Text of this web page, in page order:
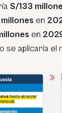
S/133
en
en
se aplicaría